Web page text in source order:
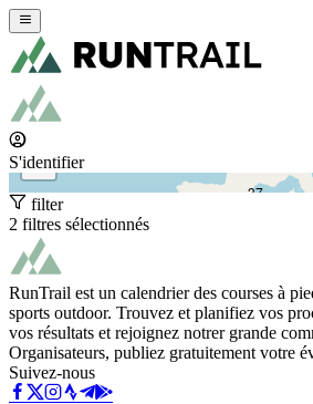
S'identifier
37
+
−
filter
2 filtres sélectionnés
RunTrail est un calendrier des courses à
sports outdoor. Trouvez et planifiez vos
vos résultats et rejoignez notrer grande
Organisateurs, publiez gratuitement votre
Suivez-nous